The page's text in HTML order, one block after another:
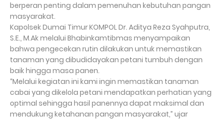
berperan penting dalam pemenuhan kebutuhan pangan
masyarakat.
Kapolsek Dumai Timur KOMPOL Dr. Aditya Reza Syahputra,
S.E., M.Ak melalui Bhabinkamtibmas menyampaikan
bahwa pengecekan rutin dilakukan untuk memastikan
tanaman yang dibudidayakan petani tumbuh dengan
baik hingga masa panen.
“Melalui kegiatan ini kami ingin memastikan tanaman
cabai yang dikelola petani mendapatkan perhatian yang
optimal sehingga hasil panennya dapat maksimal dan
mendukung ketahanan pangan masyarakat,” ujar